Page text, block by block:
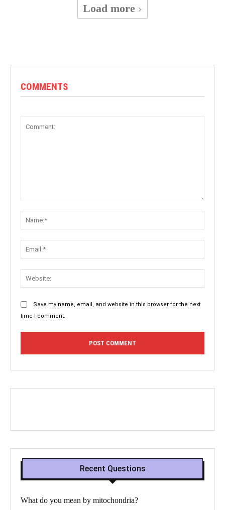
Load more
COMMENTS
Save my name, email, and website in this browser for the next
time I comment.
Recent Questions
What do you mean by mitochondria?​